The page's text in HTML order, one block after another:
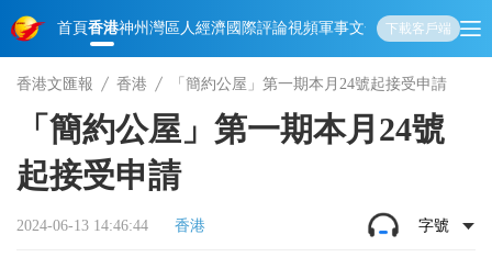
首頁香港神州 灣區人經濟國際評論視頻軍事文化 娛樂生活教育體
下載客戶端
香港文匯報 香港 「簡約公屋」第一期本月24號起接受申請
「簡約公屋」第一期本月24號
起接受申請
2024-06-13 14:46:44 香港 字號